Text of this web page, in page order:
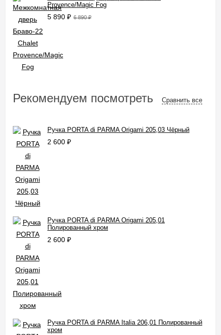
Provence/Magic Fog
5 890 ₽ 6 890₽
Рекомендуем посмотреть Сравнить все
Ручка PORTA di PARMA Origami 205,03 Чёрный
2 600 ₽
Ручка PORTA di PARMA Origami 205,01
Полированный хром
2 600 ₽
Ручка PORTA di PARMA Italia 206,01 Полированный
хром